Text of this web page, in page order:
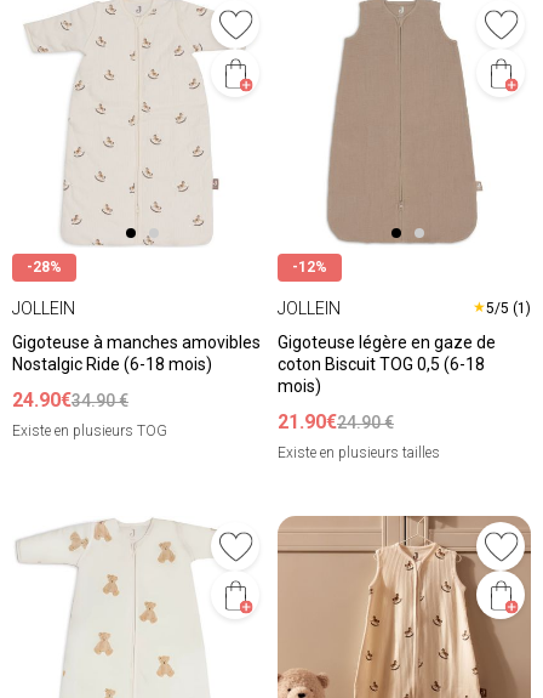
-28%
JOLLEIN
Gigoteuse à manches amovibles
Nostalgic Ride (6-18 mois)
24.90€34.90 €
Existe en plusieurs TOG
-12%
JOLLEIN ★5/5 (1)
Gigoteuse légère en gaze de
coton Biscuit TOG 0,5 (6-18
mois)
21.90€24.90 €
Existe en plusieurs tailles